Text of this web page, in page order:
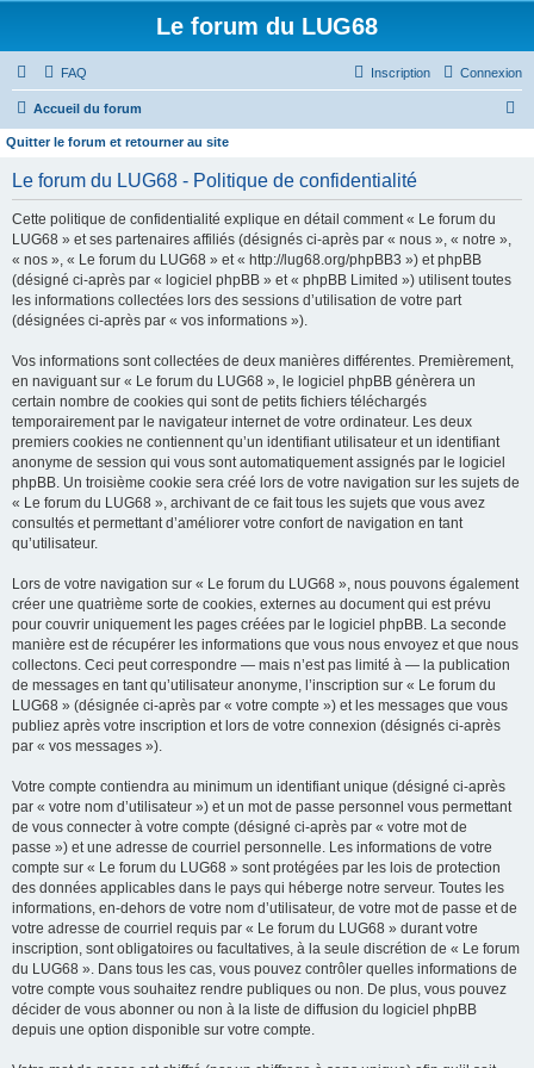
Le forum du LUG68
FAQ Connexion
Inscription
Accueil du forum
Quitter le forum et retourner au site
Le forum du LUG68 - Politique de confidentialité
Cette politique de confidentialité explique en détail comment « Le forum du
LUG68 » et ses partenaires affiliés (désignés ci-après par « nous », « notre »,
« nos », « Le forum du LUG68 » et « http://lug68.org/phpBB3 ») et phpBB
(désigné ci-après par « logiciel phpBB » et « phpBB Limited ») utilisent toutes
les informations collectées lors des sessions d’utilisation de votre part
(désignées ci-après par « vos informations »).
Vos informations sont collectées de deux manières différentes. Premièrement,
en naviguant sur « Le forum du LUG68 », le logiciel phpBB génèrera un
certain nombre de cookies qui sont de petits fichiers téléchargés
temporairement par le navigateur internet de votre ordinateur. Les deux
premiers cookies ne contiennent qu’un identifiant utilisateur et un identifiant
anonyme de session qui vous sont automatiquement assignés par le logiciel
phpBB. Un troisième cookie sera créé lors de votre navigation sur les sujets de
« Le forum du LUG68 », archivant de ce fait tous les sujets que vous avez
consultés et permettant d’améliorer votre confort de navigation en tant
qu’utilisateur.
Lors de votre navigation sur « Le forum du LUG68 », nous pouvons également
créer une quatrième sorte de cookies, externes au document qui est prévu
pour couvrir uniquement les pages créées par le logiciel phpBB. La seconde
manière est de récupérer les informations que vous nous envoyez et que nous
collectons. Ceci peut correspondre — mais n’est pas limité à — la publication
de messages en tant qu’utilisateur anonyme, l’inscription sur « Le forum du
LUG68 » (désignée ci-après par « votre compte ») et les messages que vous
publiez après votre inscription et lors de votre connexion (désignés ci-après
par « vos messages »).
Votre compte contiendra au minimum un identifiant unique (désigné ci-après
par « votre nom d’utilisateur ») et un mot de passe personnel vous permettant
de vous connecter à votre compte (désigné ci-après par « votre mot de
passe ») et une adresse de courriel personnelle. Les informations de votre
compte sur « Le forum du LUG68 » sont protégées par les lois de protection
des données applicables dans le pays qui héberge notre serveur. Toutes les
informations, en-dehors de votre nom d’utilisateur, de votre mot de passe et de
votre adresse de courriel requis par « Le forum du LUG68 » durant votre
inscription, sont obligatoires ou facultatives, à la seule discrétion de « Le forum
du LUG68 ». Dans tous les cas, vous pouvez contrôler quelles informations de
votre compte vous souhaitez rendre publiques ou non. De plus, vous pouvez
décider de vous abonner ou non à la liste de diffusion du logiciel phpBB
depuis une option disponible sur votre compte.